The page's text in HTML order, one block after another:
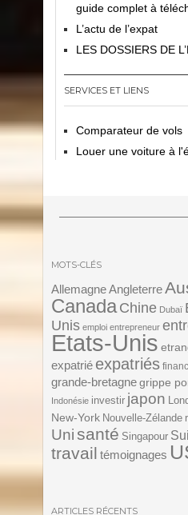
guide complet à
L’actu de l’expat
LES DOSSIERS DE
SERVICES ET LIENS
Comparateur de vols
Louer une voiture à
MOTS-CLÉS
Allemagne Angleterre
Canada Chine Dubaï
Unis emploi entrepreneur
Etats-Unis
expatrié expatriés
grande-bretagne grippe
Indonésie investir japon
New-York Nouvelle-Zélande
Unisanté Singapour
travail témoignages
ARTICLES RÉCENTS